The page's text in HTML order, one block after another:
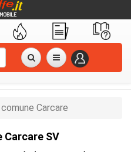
comune Carcare
SV